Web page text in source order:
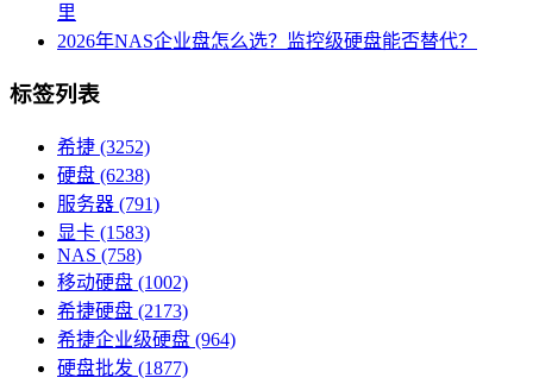
里
2026年NAS企业盘怎么选？监控级硬盘能否替代？
标签列表
希捷 (3252)
硬盘 (6238)
服务器 (791)
显卡 (1583)
NAS (758)
移动硬盘 (1002)
希捷硬盘 (2173)
希捷企业级硬盘 (964)
硬盘批发 (1877)